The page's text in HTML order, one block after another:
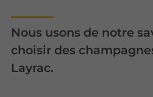
Nous usons de notre
choisir des
Layrac.